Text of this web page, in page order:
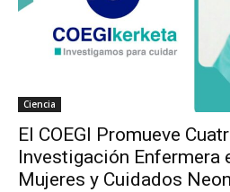
Ciencia
El COEGI Promueve
Investigación Enfermera
Mujeres y Cuidados